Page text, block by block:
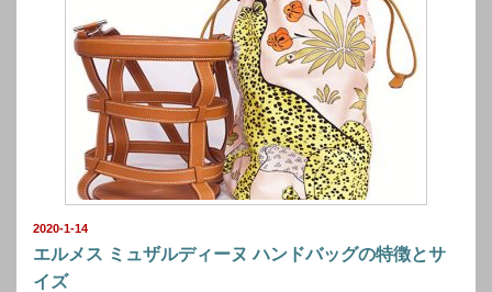
2020-1-14
エルメス ミュザルディーヌ ハンドバッグの特徴とサ
イズ